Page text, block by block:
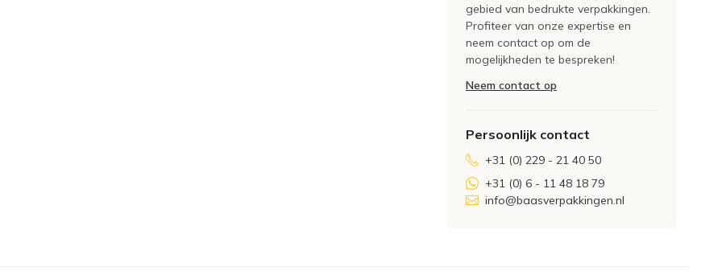
gebied van bedrukte verpakkingen.
Profiteer van onze expertise en
neem contact op om de
mogelijkheden te bespreken!
Neem contact op
Persoonlijk contact
+31 (0) 229 - 21 40 50
+31 (0) 6 - 11 48 18 79
info@baasverpakkingen.nl